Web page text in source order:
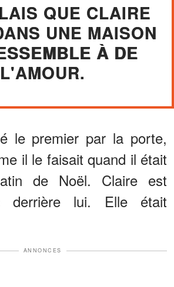
QUE CLAIRE
UNE MAISON
À DE
L'AMOUR.
le premier par la porte,
il le faisait quand il était
de Noël. Claire est
derrière lui. Elle était
ANNONCES